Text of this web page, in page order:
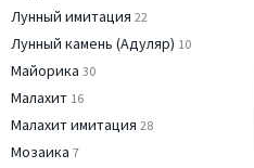
Лунный имитация 22
Лунный камень (Адуляр) 10
Майорика 30
Малахит 16
Малахит имитация 28
Мозаика 7